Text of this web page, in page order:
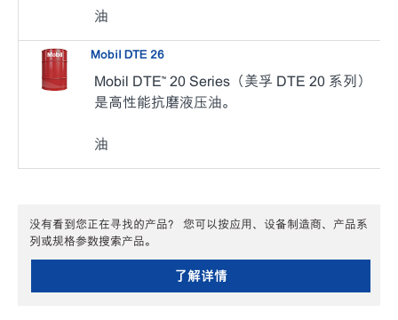
油
Mobil DTE 26
Mobil DTE™ 20 Series（美孚 DTE 20 系列）
是高性能抗磨液压油。
油
没有看到您正在寻找的产品？ 您可以按应用、设备制造商、产品系
列或规格参数搜索产品。
了解详情